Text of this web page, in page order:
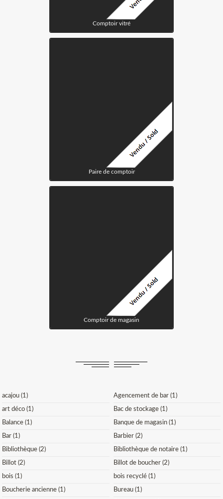
Comptoir vitré
Paire de comptoir
Comptoir de magasin
acajou (1) Agencement de bar (1)
art déco (1) Bac de stockage (1)
Balance (1) Banque de magasin (1)
Bar (1) Barbier (2)
Bibliothèque (2) Bibliothèque de notaire (1)
Billot (2) Billot de boucher (2)
bois (1) bois recyclé (1)
Boucherie ancienne (1) Bureau (1)